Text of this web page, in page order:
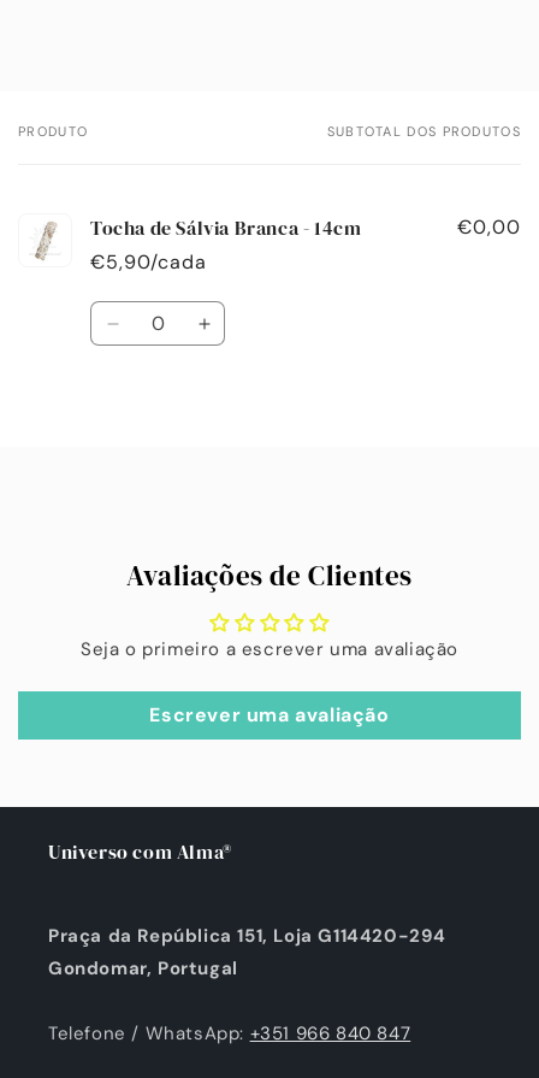
O
PRODUTO SUBTOTAL DOS PRODUTOS
Tocha de Sálvia Branca - 14cm
€5,90/cada
€0,00
Quantidade
Diminuir
Aumentar
Avaliações de Clientes
Seja o primeiro a escrever uma avaliação
Escrever uma avaliação
Universo com Alma®
Praça da República 151, Loja G114420-294
Gondomar, Portugal
Telefone / WhatsApp: +351 966 840 847